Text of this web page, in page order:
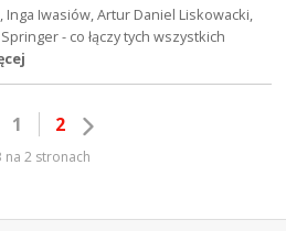
Iwasiów, Artur Daniel Liskowacki,
- co łączy tych wszystkich
1 2
na 2 stronach